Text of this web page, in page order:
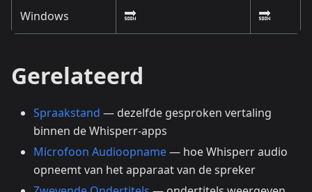
Windows 🔜 🔜
Gerelateerd
Spraakstand — dezelfde gesproken vertaling
binnen de Whisperr-apps
Microfoon Audioopname— hoe Whisperr audio
opneemt van het apparaat van de spreker